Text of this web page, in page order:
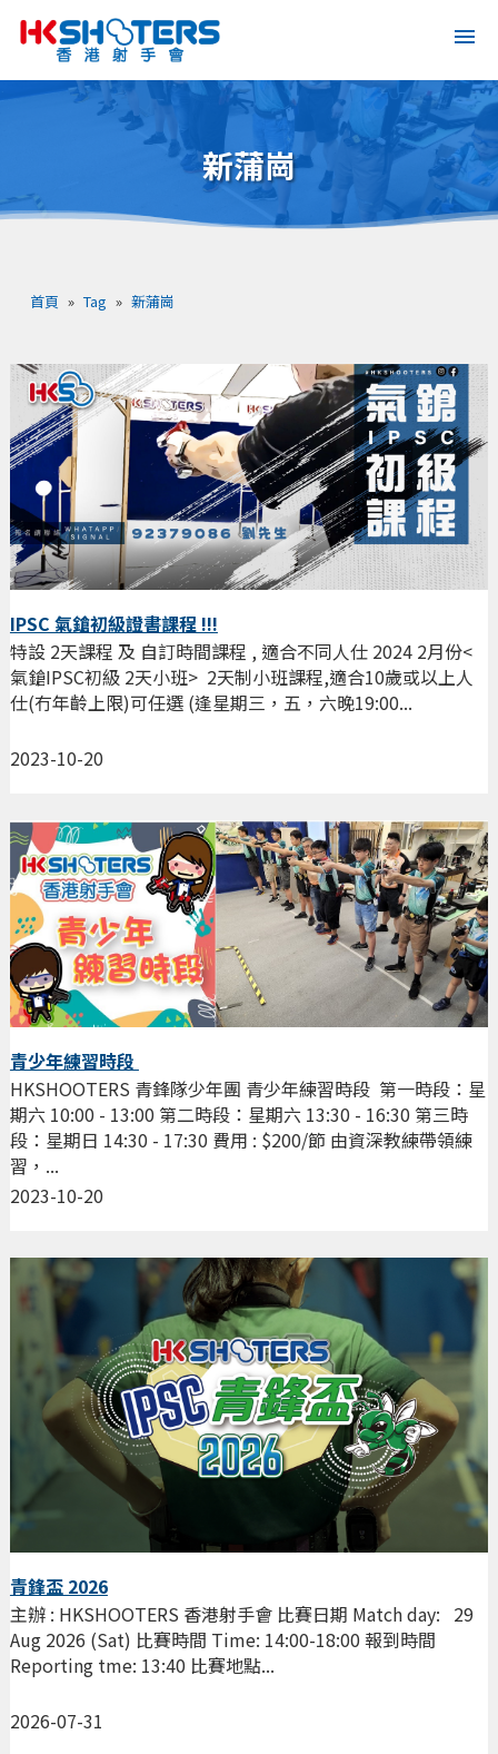
新蒲崗
首頁 » Tag » 新蒲崗
IPSC 氣鎗初級證書課程 !!!
2023-10-20
特設 2天課程 及 自訂時間課程 , 適合不同人仕 2024 2月份<
氣鎗IPSC初級 2天小班> 2天制小班課程,適合10歲或以上人
仕(冇年齡上限)可任選 (逢星期三，五，六晚19:00...
青少年練習時段
2023-10-20
HKSHOOTERS 青鋒隊少年團 青少年練習時段 第一時段：星
期六 10:00 - 13:00 第二時段：星期六 13:30 - 16:30 第三時
段：星期日 14:30 - 17:30 費用 : $200/節 由資深教練帶領練
習，...
青鋒盃 2026
2026-07-31
主辦 : HKSHOOTERS 香港射手會 比賽日期 Match day: 29
Aug 2026 (Sat) 比賽時間 Time: 14:00-18:00 報到時間
Reporting tme: 13:40 比賽地點...